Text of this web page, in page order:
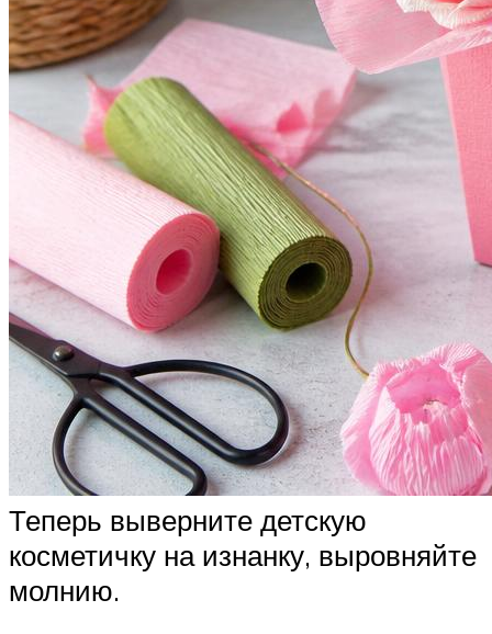
Теперь выверните детскую
косметичку на изнанку, выровняйте
молнию.